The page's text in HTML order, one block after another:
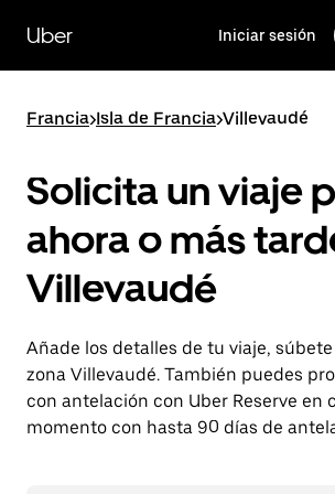
contenido
principal
Uber Iniciar sesión
Francia>Isla de Francia>Villevaudé
Solicita un viaje
ahora o más
Villevaudé
Añade los detalles de tu viaje,
zona Villevaudé. También puedes
con antelación con Uber Reserve en
momento con hasta 90 días de